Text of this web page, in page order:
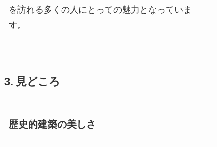
を訪れる多くの人にとっての魅力となっていま
す。
3. 見どころ
歴史的建築の美しさ